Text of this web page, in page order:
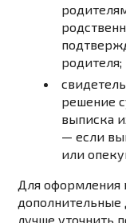
родителя;
решение
выписка
—если
или
Для оформления
лучше уточнить